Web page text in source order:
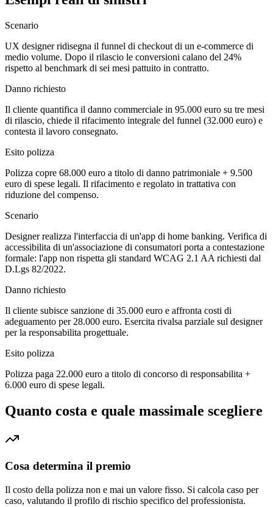
Scenario
UX designer ridisegna il funnel di checkout di un e-commerce di
medio volume. Dopo il rilascio le conversioni calano del 24%
rispetto al benchmark di sei mesi pattuito in contratto.
Danno richiesto
Il cliente quantifica il danno commerciale in 95.000 euro su tre mesi
di rilascio, chiede il rifacimento integrale del funnel (32.000 euro) e
contesta il lavoro consegnato.
Esito polizza
Polizza copre 68.000 euro a titolo di danno patrimoniale + 9.500
euro di spese legali. Il rifacimento e regolato in trattativa con
riduzione del compenso.
Scenario
Designer realizza l'interfaccia di un'app di home banking. Verifica di
accessibilita di un'associazione di consumatori porta a contestazione
formale: l'app non rispetta gli standard WCAG 2.1 AA richiesti dal
D.Lgs 82/2022.
Danno richiesto
Il cliente subisce sanzione di 35.000 euro e affronta costi di
adeguamento per 28.000 euro. Esercita rivalsa parziale sul designer
per la responsabilita progettuale.
Esito polizza
Polizza paga 22.000 euro a titolo di concorso di responsabilita +
6.000 euro di spese legali.
Quanto costa e quale massimale scegliere
Cosa determina il premio
Il costo della polizza non e mai un valore fisso. Si calcola caso per
caso, valutando il profilo di rischio specifico del professionista.